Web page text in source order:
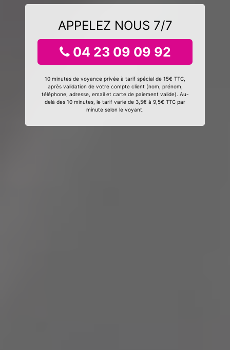
APPELEZ NOUS 7/7
04 23 09 09 92
10 minutes de voyance privée à tarif spécial de 15€ TTC,
après validation de votre compte client (nom, prénom,
téléphone, adresse, email et carte de paiement valide). Au-
delà des 10 minutes, le tarif varie de 3,5€ à 9,5€ TTC par
minute selon le voyant.